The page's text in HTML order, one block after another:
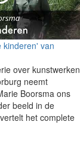
kinderen' van
over kunstwerken
neemt
Boorsma ons
beeld in de
het complete